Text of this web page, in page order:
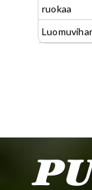
ruokaa